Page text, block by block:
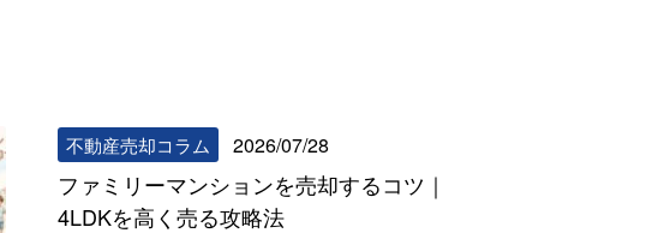
不動産売却コラム 2026/07/28
ファミリーマンションを売却するコツ｜
4LDKを高く売る攻略法